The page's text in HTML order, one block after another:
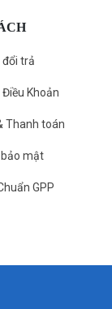
đổi trả
Khoản
Thanh toán
mật
GPP